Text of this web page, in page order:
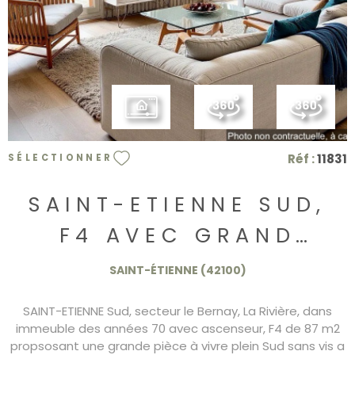
SÉLECTIONNER Réf :11831
SAINT-ETIENNE SUD,
F4 AVEC GRAND
BALCON ET GARAGE
SAINT-ÉTIENNE (42100)
SAINT-ETIENNE Sud, secteur le Bernay, La Rivière, dans
immeuble des années 70 avec ascenseur, F4 de 87 m2
propsosant une grande pièce à vivre plein Sud sans vis a